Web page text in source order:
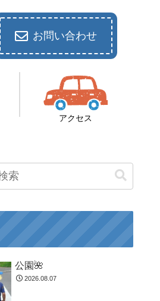
お問い合わせ
アクセス
公園🌺
2026.08.07